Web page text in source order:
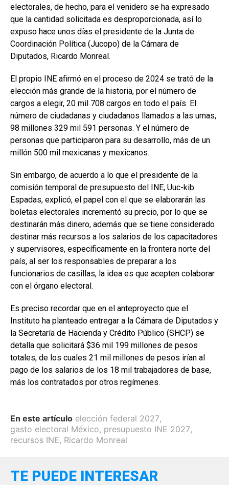
electorales, de hecho, para el venidero se ha expresado
que la cantidad solicitada es desproporcionada, así lo
expuso hace unos días el presidente de la Junta de
Coordinación Política (Jucopo) de la Cámara de
Diputados, Ricardo Monreal.
El propio INE afirmó en el proceso de 2024 se trató de la
elección más grande de la historia, por el número de
cargos a elegir, 20 mil 708 cargos en todo el país. El
número de ciudadanas y ciudadanos llamados a las urnas,
98 millones 329 mil 591 personas. Y el número de
personas que participaron para su desarrollo, más de un
millón 500 mil mexicanas y mexicanos.
Sin embargo, de acuerdo a lo que el presidente de la
comisión temporal de presupuesto del INE, Uuc-kib
Espadas, explicó, el papel con el que se elaborarán las
boletas electorales incrementó su precio, por lo que se
destinarán más dinero, además que se tiene considerado
destinar más recursos a los salarios de los capacitadores
y supervisores, específicamente en la frontera norte del
país, al ser los responsables de preparar a los
funcionarios de casillas, la idea es que acepten colaborar
con el órgano electoral.
Es preciso recordar que en el anteproyecto que el
Instituto ha planteado entregar a la Cámara de Diputados y
la Secretaría de Hacienda y Crédito Público (SHCP) se
detalla que solicitará $36 mil 199 millones de pesos
totales, de los cuales 21 mil millones de pesos irían al
pago de los salarios de los 18 mil trabajadores de base,
más los contratados por otros regímenes.
En este artículo elección federal 2027,
gasto electoral México, presupuesto INE 2027,
recursos INE, Ricardo Monreal
TE PUEDE INTERESAR